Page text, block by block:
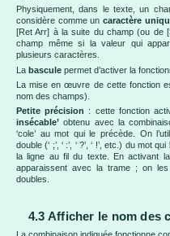
Physiquement, dans le texte, un
considère comme un caractère
[Ret Arr] à la suite du champ (ou de
champ même si la valeur qui
plusieurs caractères.
La bascule permet d’activer la
La mise en œuvre de cette fonction
nom des champs).
Petite précision : cette fonction
insécable’ obtenu avec la
‘cole’ au mot qui le précède. On
double (‘ ;’, ‘ :’, ‘ ?’, ‘ !’, etc.) du mot
la ligne au fil du texte. En activant
apparaissent avec la trame ; on
doubles.
4.3 Afficher le nom des